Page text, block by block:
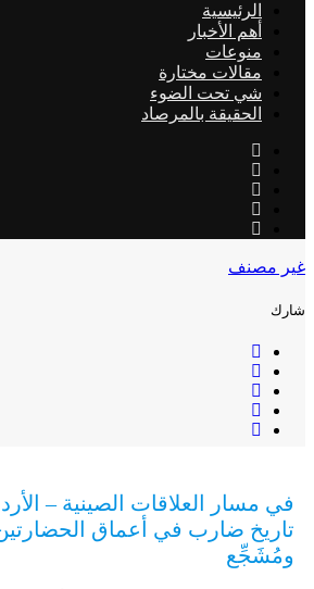
الرئيسية
أهم الأخبار
منوعات
مقالات مختارة
شي تحت الضوء
الحقيقة بالمرصاد
غير مصنف
شارك
في مسار العلاقات الصينية –
تاريخ ضارب في أعماق
ومُشَجِّع